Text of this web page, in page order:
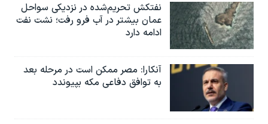
نفتکش تحریم‌شده در نزدیکی سواحل
عمان بیشتر در آب فرو رفت؛ نشت نفت
ادامه دارد
آنکارا: مصر ممکن است در مرحله بعد
به توافق دفاعی مکه بپیوندد